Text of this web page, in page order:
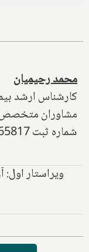
محمد رحیمیان
کارشناس ارشد
مشاوران متخصص
شماره ثبت 2065817 است
ویراستار اول: